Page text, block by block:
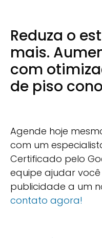
Reduza o
mais.
com
de piso
Agende hoje
com um
Certificado pelo
equipe ajudar
publicidade a um
contato agora!